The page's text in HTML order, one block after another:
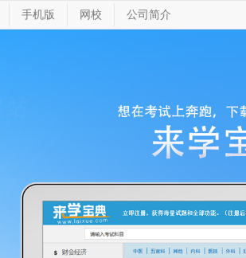
手机版 网校 公司简介